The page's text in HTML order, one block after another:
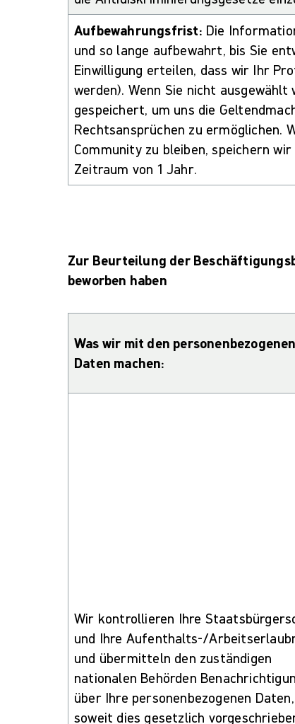
Aufbewahrungsfrist: Die
und so lange aufbewahrt, bis Sie
Einwilligung erteilen, dass wir Ihr
werden). Wenn Sie nicht
gespeichert, um uns die
Rechtsansprüchen zu ermöglichen.
Community zu bleiben, speichern
Zeitraum von 1 Jahr.
Zur Beurteilung der
beworben haben
Was wir mit den personenbezogenen
Daten machen:
Wir kontrollieren Ihre
und Ihre Aufenthalts-/
und übermitteln den zuständigen
nationalen Behörden
über Ihre personenbezogenen Daten,
soweit dies gesetzlich